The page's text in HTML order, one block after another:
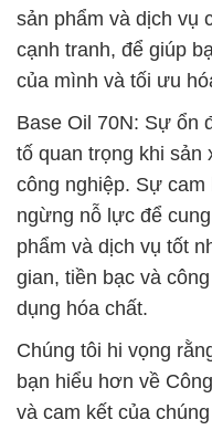
sản phẩm và dịch vụ
cạnh tranh, để giúp
của mình và tối ưu
Base Oil 70N: Sự ổn
tố quan trọng khi sản
công nghiệp. Sự cam
ngừng nỗ lực để
phẩm và dịch vụ tốt
gian, tiền bạc và
dụng hóa chất.
Chúng tôi hi vọng
bạn hiểu hơn về
và cam kết của